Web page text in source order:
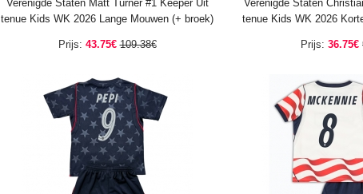
Verenigde Staten Matt Turner #1 Keeper Uit
tenue Kids WK 2026 Lange Mouwen (+ broek)
Prijs: 43.75€ 109.38€
Verenigde Staten
tenue Kids WK 2026
Prijs: 36.75€